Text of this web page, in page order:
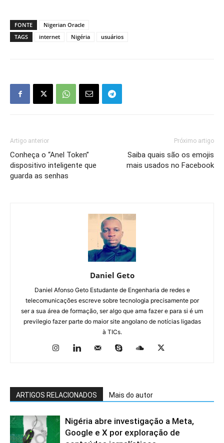
FONTE
Nigerian Oracle
TAGS
internet Nigéria usuários
Artigo anterior
Conheça o “Anel Token”
dispositivo inteligente que
guarda as senhas
Próximo artigo
Saiba quais são os emojis
mais usados no Facebook
Daniel Geto
Daniel Afonso Geto Estudante de Engenharia de redes e
telecomunicações escreve sobre tecnologia precisamente por
ser a sua área de formação, ser algo que ama fazer e para si é um
previlegio fazer parte do maior site angolano de notícias ligadas
à TICs.
ARTIGOS RELACIONADOS Mais do autor
Nigéria abre investigação a Meta,
Google e X por exploração de